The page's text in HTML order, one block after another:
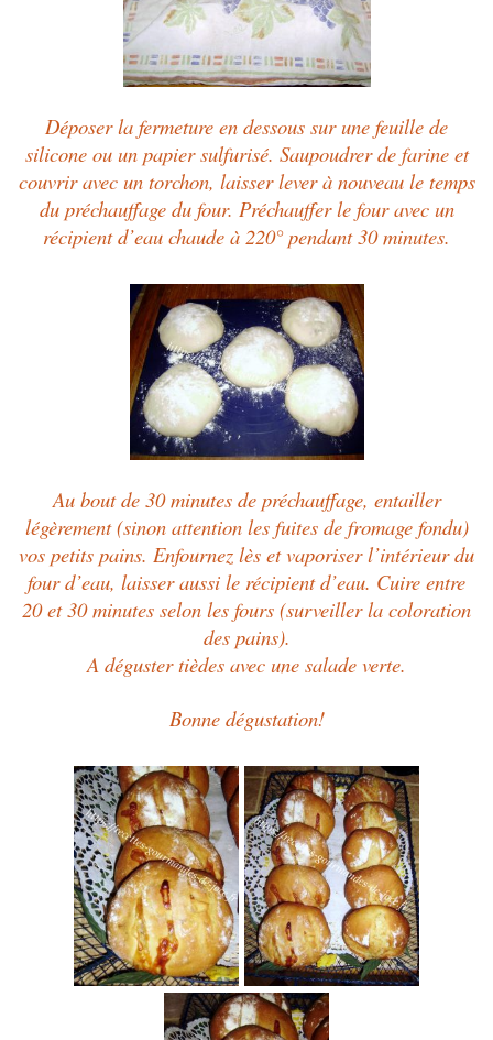
Déposer la fermeture en dessous sur une feuille de
silicone ou un papier sulfurisé. Saupoudrer de farine et
couvrir avec un torchon, laisser lever à nouveau le temps
du préchauffage du four. Préchauffer le four avec un
récipient d’eau chaude à 220° pendant 30 minutes.
Au bout de 30 minutes de préchauffage, entailler
légèrement (sinon attention les fuites de fromage fondu)
vos petits pains. Enfournez lès et vaporiser l’intérieur du
four d’eau, laisser aussi le récipient d’eau. Cuire entre
20 et 30 minutes selon les fours (surveiller la coloration
des pains).
A déguster tièdes avec une salade verte.
Bonne dégustation!